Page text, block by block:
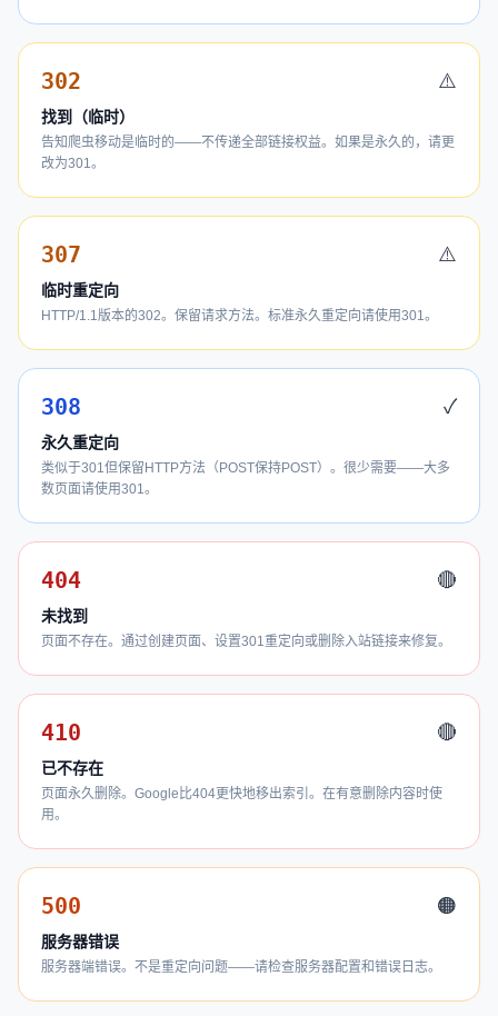
302 ⚠️
找到（临时）
告知爬虫移动是临时的——不传递全部链接权益。如果是永久的，请更
改为301。
307 ⚠️
临时重定向
HTTP/1.1版本的302。保留请求方法。标准永久重定向请使用301。
308 ✓
永久重定向
类似于301但保留HTTP方法（POST保持POST）。很少需要——大多
数页面请使用301。
404 🔴
未找到
页面不存在。通过创建页面、设置301重定向或删除入站链接来修复。
410 🔴
已不存在
页面永久删除。Google比404更快地移出索引。在有意删除内容时使
用。
500 🟠
服务器错误
服务器端错误。不是重定向问题——请检查服务器配置和错误日志。